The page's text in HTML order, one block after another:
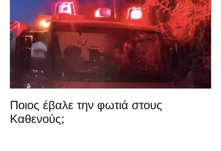
Ποιος έβαλε την φωτιά στους
Καθενούς;